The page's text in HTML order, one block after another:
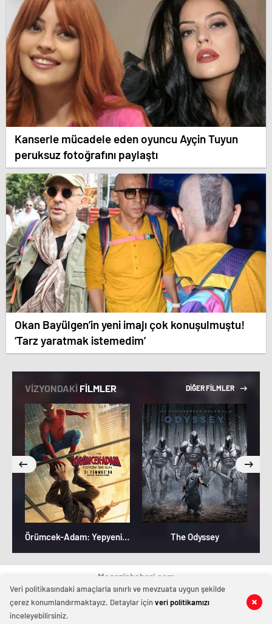
Kanserle mücadele eden oyuncu Ayçin Tuyun
peruksuz fotoğrafını paylaştı
Okan Bayülgen’in yeni imajı çok konuşulmuştu!
‘Tarz yaratmak istemedim’
VİZYONDAKİ FİLMLER DİĞER FİLMLER
Örümcek-Adam: Yepyeni Bir Gün The Odyssey
Magazinhaberi.com
Veri politikasındaki amaçlarla sınırlı ve mevzuata uygun şekilde
çerez konumlandırmaktayız. Detaylar içinveri politikamızı
inceleyebilirsiniz.